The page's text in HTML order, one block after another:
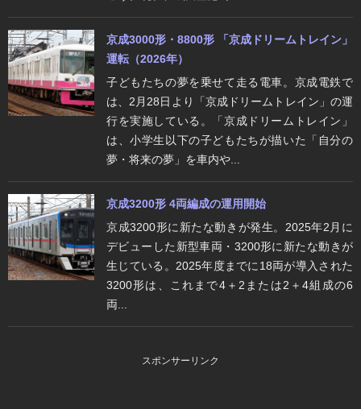
京成3000形・8800形 「京成ドリームトレイン」
運転（2026年）
子どもたちの夢を乗せて走る電車。京成電鉄で
は、2月28日より「京成ドリームトレイン」の運
行を実施している。「京成ドリームトレイン」
は、小学生以下の子どもたちが描いた「自分の
夢・将来の夢」を車内や...
京成3200形 4両編成の運用開始
京成3200形に新たな動きが発生。2025年2月に
デビューした新型車両・3200形に新たな動きが
生じている。2025年度までに18両が導入された
3200形は、これまで4＋2または2＋4組成の6
両...
スポンサーリンク